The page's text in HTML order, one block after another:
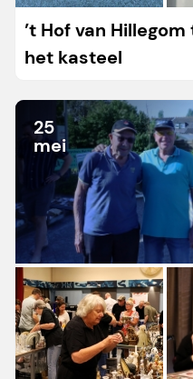
’t Hof van
het kasteel
25
mei